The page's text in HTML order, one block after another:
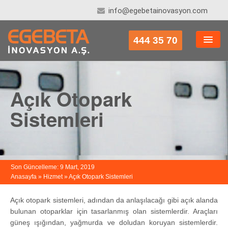
info@egebetainovasyon.com
444 35 70
HAKKIMIZDA
KONUT SISTEMLERI
TICARI SISTEMLER
ENDÜSTRIYEL SISTEMLER
Açık Otopark
Sistemleri
Son Güncelleme: 9 Mart, 2019
Anasayfa » Hizmet»Açık Otopark Sistemleri
Açık otopark sistemleri, adından da anlaşılacağı gibi açık alanda
bulunan otoparklar için tasarlanmış olan sistemlerdir. Araçları
güneş ışığından, yağmurda ve doludan koruyan sistemlerdir.